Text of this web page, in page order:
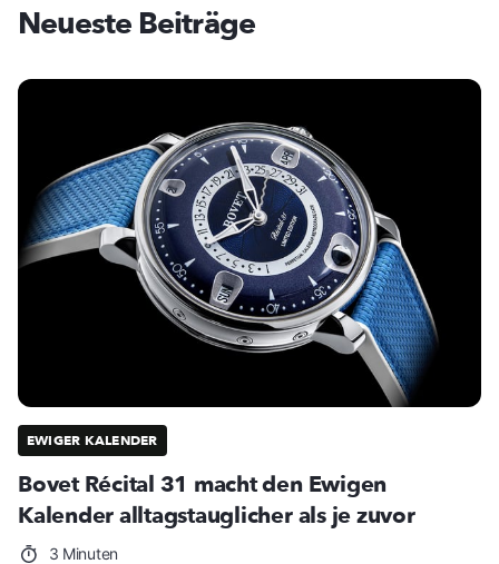
Neueste Beiträge
EWIGER KALENDER
Bovet Récital 31 macht den Ewigen
Kalender alltagstauglicher als je zuvor
3 Minuten